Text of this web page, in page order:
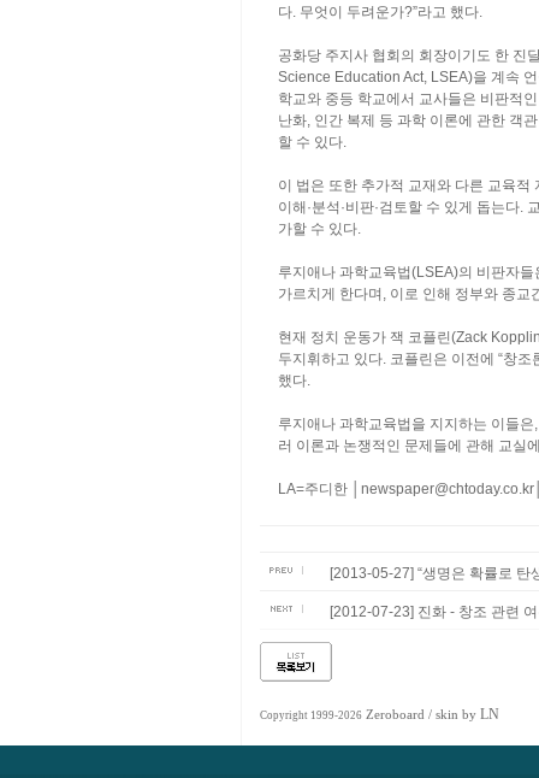
다. 무엇이 두려운가?”라고 했다.
공화당 주지사 협회의 회장이기도 한 진
Science Education Act, LSEA)을 계속
학교와 중등 학교에서 교사들은 비판적
난화, 인간 복제 등 과학 이론에 관한 객
할 수 있다.
이 법은 또한 추가적 교재와 다른 교육
이해·분석·비판·검토할 수 있게 돕는다.
가할 수 있다.
루지애나 과학교육법(LSEA)의 비판자
가르치게 한다며, 이로 인해 정부와 종교
현재 정치 운동가 잭 코플린(Zack
두지휘하고 있다. 코플린은 이전에 “창
했다.
루지애나 과학교육법을 지지하는 이들
러 이론과 논쟁적인 문제들에 관해 교실
LA=주디한
[2013-05-27] “생명은 확률로 탄
[2012-07-23] 진화 - 창조 관련
Copyright 1999-2026 Zeroboard / skin by LN